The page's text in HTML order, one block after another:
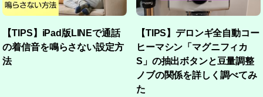
【TIPS】iPad版LINEで通話
の着信音を鳴らさない設定方
法
【TIPS】デロンギ全自動コー
ヒーマシン「マグニフィカ
S」の抽出ボタンと豆量調整
ノブの関係を詳しく調べてみ
た